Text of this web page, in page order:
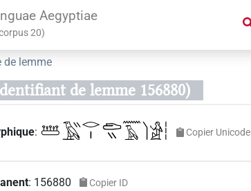
Aegyptiae
20)
de lemme
de lemme 156880)
: 𓆷𓄿𓏭𓂋𓏤𓂧𓏭𓈖𓄿𓌙𓀀𓏪 Copier Unicode
: 156880 Copier ID